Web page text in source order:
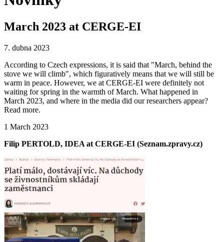
March 2023 at CERGE-EI
7. dubna 2023
According to Czech expressions, it is said that "March, behind the
stove we will climb", which figuratively means that we will still be
warm in peace. However, we at CERGE-EI were definitely not
waiting for spring in the warmth of March. What happened in
March 2023, and where in the media did our researchers appear?
Read more.
1 March 2023
Filip PERTOLD, IDEA at CERGE-EI (Seznam.zpravy.cz)